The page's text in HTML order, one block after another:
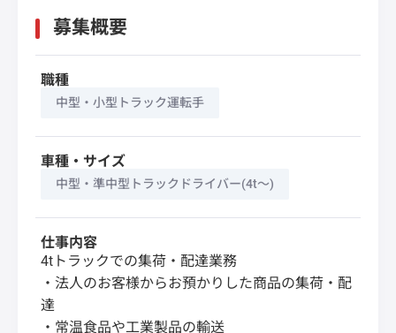
募集概要
職種
中型・小型トラック運転手
車種・サイズ
中型・準中型トラックドライバー(4t～)
仕事内容
4tトラックでの集荷・配達業務
・法人のお客様からお預かりした商品の集荷・配
達
・常温食品や工業製品の輸送